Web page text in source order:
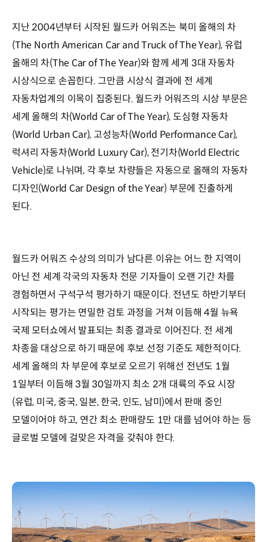
지난 2004년부터 시작된 월드카 어워즈는 북미 올해의 차
(The North American Car and Truck of The Year), 유럽
올해의 차(The Car of The Year)와 함께 세계 3대 자동차
시상식으로 손꼽힌다. 그만큼 시상식 결과에 전 세계
자동차업계의 이목이 집중된다. 월드카 어워즈의 시상 부문은
세계 올해의 차(World Car of The Year), 도심형 자동차
(World Urban Car), 고성능차(World Performance Car),
럭셔리 자동차(World Luxury Car), 전기차(World Electric
Vehicle)로 나뉘며, 각 후보 차량들은 자동으로 올해의 자동차
디자인(World Car Design of the Year) 부문에 진출하게
된다.
월드카 어워즈 수상의 의미가 남다른 이유는 어느 한 지역이
아닌 전 세계 각국의 자동차 전문 기자들이 오랜 기간 차를
경험하면서 구석구석 평가하기 때문이다. 전년도 하반기부터
시작되는 평가는 면밀한 검토 과정을 거쳐 이듬해 4월 뉴욕
국제 모터쇼에서 발표되는 최종 결과로 이어진다. 전 세계
차종을 대상으로 하기 때문에 후보 선정 기준도 제한적이다.
세계 올해의 차 부문에 후보로 오르기 위해선 전년도 1월
1일부터 이듬해 3월 30일까지 최소 2개 대륙의 주요 시장
(유럽, 미국, 중국, 일본, 한국, 인도, 남미)에서 판매 중인
모델이어야 하고, 연간 최소 판매량도 1만 대를 넘어야 하는 등
글로벌 모델에 걸맞은 자격을 갖춰야 한다.